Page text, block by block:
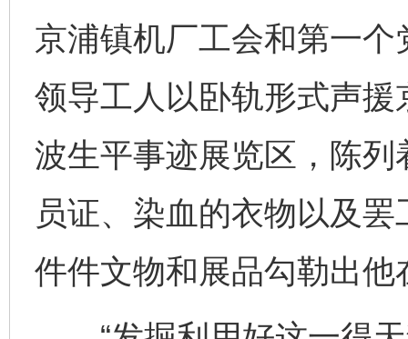
京浦镇机厂工会和第一
领导工人以卧轨形式声
波生平事迹展览区，陈
员证、染血的衣物以及
件件文物和展品勾勒出